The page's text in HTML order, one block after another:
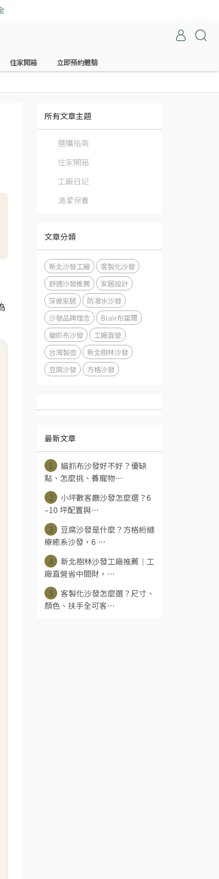
住家開箱 立即預約體驗
所有文章主題
選購指南
住家開箱
工廠日記
清潔保養
文章分類
新北沙發工廠
客製化沙發
舒適沙發推薦
家居設計
莯彼家居
防潑水沙發
沙發品牌理念
Blair布雷爾
貓抓布沙發
工廠直營
台灣製造
新北樹林沙發
豆腐沙發
方格沙發
最新文章
1
貓抓布沙發好不好？優缺
點、怎麼挑、養寵物⋯
2
小坪數客廳沙發怎麼選？6
–10 坪配置與⋯
3
豆腐沙發是什麼？方格絎縫
療癒系沙發，6 ⋯
4
新北樹林沙發工廠推薦｜工
廠直營省中間財，⋯
5
客製化沙發怎麼選？尺寸、
顏色、扶手全可客⋯